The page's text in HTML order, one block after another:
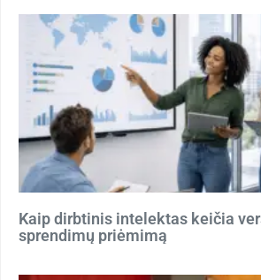
Kaip dirbtinis intelektas keičia
sprendimų priėmimą